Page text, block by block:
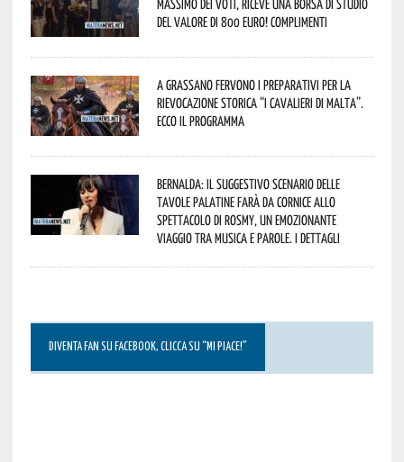
massimo dei voti, riceve una borsa di studio
del valore di 800 euro! Complimenti
A Grassano fervono i preparativi per la
Rievocazione Storica “I CAVALIERI DI MALTA”.
Ecco il programma
Bernalda: il suggestivo scenario delle
Tavole Palatine farà da cornice allo
spettacolo di Rosmy, un emozionante
viaggio tra musica e parole. I dettagli
DIVENTA FAN SU FACEBOOK, CLICCA SU “MI PIACE!”